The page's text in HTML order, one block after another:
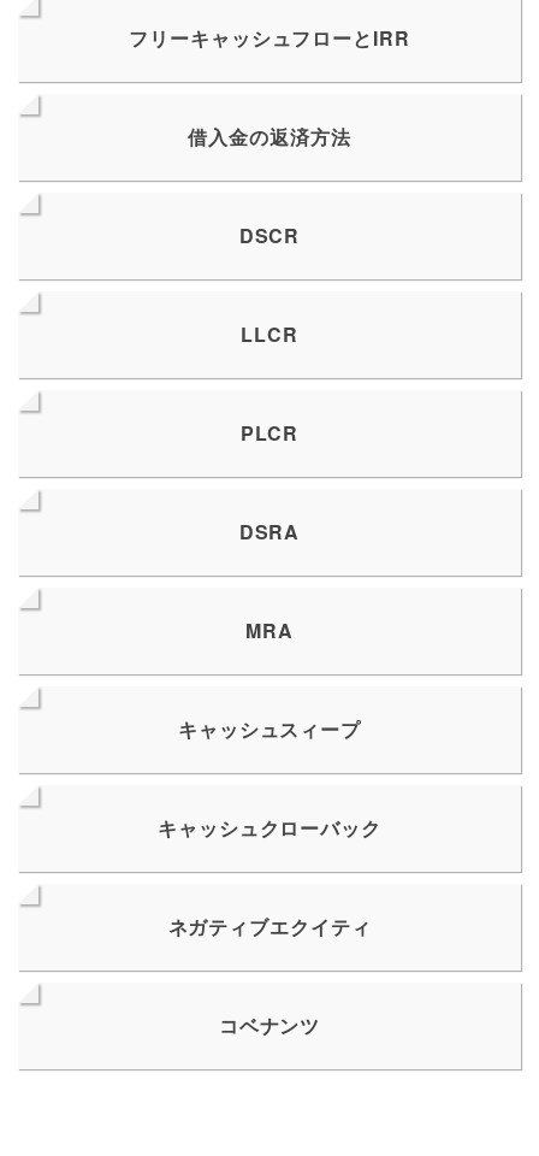
フリーキャッシュフローとIRR
借入金の返済方法
DSCR
LLCR
PLCR
DSRA
MRA
キャッシュスィープ
キャッシュクローバック
ネガティブエクイティ
コベナンツ